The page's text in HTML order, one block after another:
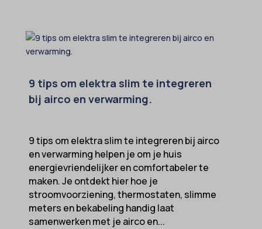
9 tips om elektra slim te integreren
bij airco en verwarming.
9 tips om elektra slim te integreren bij airco
en verwarming helpen je om je huis
energievriendelijker en comfortabeler te
maken. Je ontdekt hier hoe je
stroomvoorziening, thermostaten, slimme
meters en bekabeling handig laat
samenwerken met je airco en...